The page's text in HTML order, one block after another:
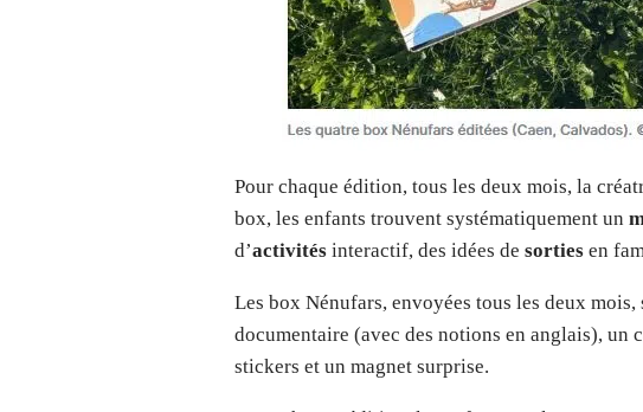
Pour chaque édition, tous les deux mois, la
box, les enfants trouvent systématiquement un
d’activités interactif, des idées de sorties en
Les box Nénufars, envoyées tous les deux
documentaire (avec des notions en anglais), un
stickers et un magnet surprise.